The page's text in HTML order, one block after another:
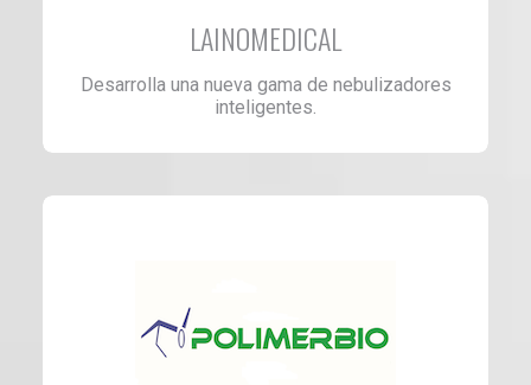
LAINOMEDICAL
Desarrolla una nueva gama de nebulizadores
inteligentes.